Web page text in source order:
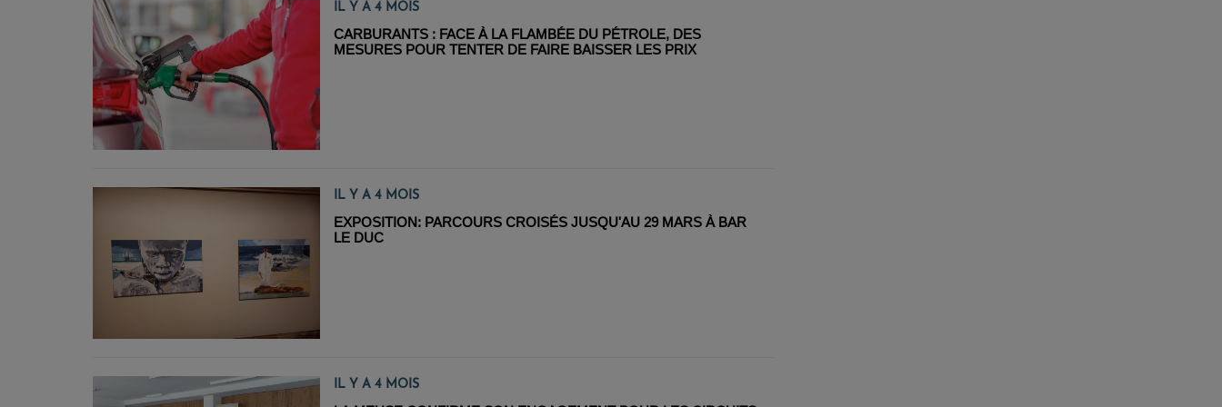
IL Y A 4 MOIS
CARBURANTS : FACE À LA FLAMBÉE DU PÉTROLE, DES
MESURES POUR TENTER DE FAIRE BAISSER LES PRIX
IL Y A 4 MOIS
EXPOSITION: PARCOURS CROISÉS JUSQU'AU 29 MARS À BAR
LE DUC
IL Y A 4 MOIS